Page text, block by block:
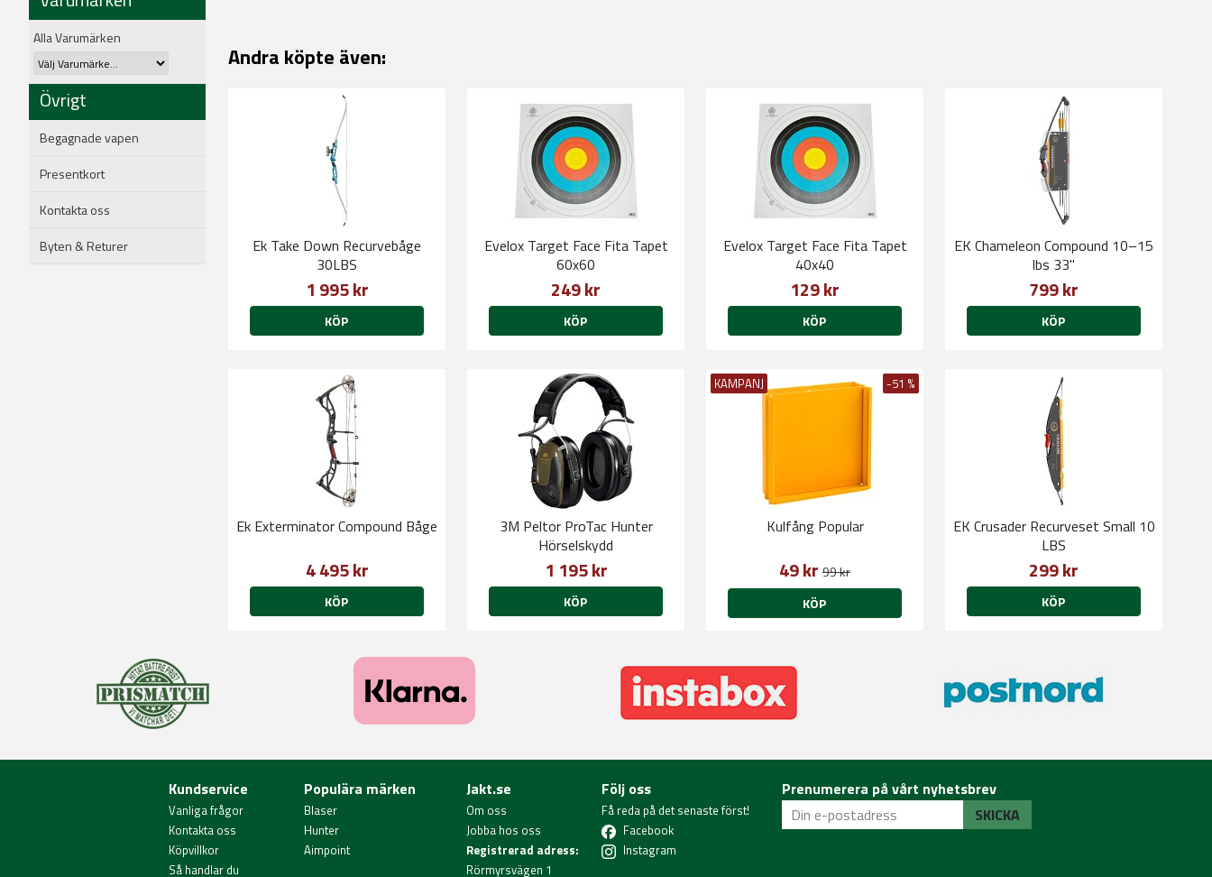
Alla Varumärken
Övrigt
Begagnade vapen
Presentkort
Kontakta oss
Byten & Returer
Andra köpte även:
Ek Take Down Recurvebåge
30LBS
1 995 kr
KÖP
Evelox Target Face Fita Tapet
60x60
249 kr
KÖP
Evelox Target Face Fita Tapet
40x40
129 kr
KÖP
EK Chameleon Compound 10–15
lbs 33"
799 kr
KÖP
Ek Exterminator Compound Båge
4 495 kr
KÖP
3M Peltor ProTac Hunter
Hörselskydd
1 195 kr
KÖP
KAMPANJ -51 %
Kulfång Popular
49 kr 99 kr
KÖP
EK Crusader Recurveset Small 10
LBS
299 kr
KÖP
Kundservice
Vanliga frågor
Kontakta oss
Köpvillkor
Så handlar du
Populära märken
Blaser
Hunter
Aimpoint
Jakt.se
Om oss
Jobba hos oss
Registrerad adress:
Rörmyrsvägen 1
Följ oss
Få reda på det senaste först!
Facebook
Instagram
Prenumerera på vårt nyhetsbrev
SKICKA